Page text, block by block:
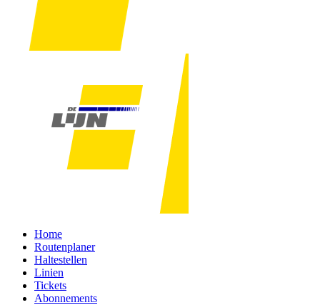
Home
Routenplaner
Haltestellen
Linien
Tickets
Abonnements